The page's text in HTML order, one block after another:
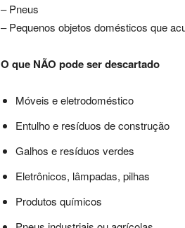
– Pneus
– Pequenos objetos domésticos que
O que NÃO pode ser descartado
Móveis e eletrodoméstico
Entulho e resíduos de construção
Galhos e resíduos verdes
Eletrônicos, lâmpadas, pilhas
Produtos químicos